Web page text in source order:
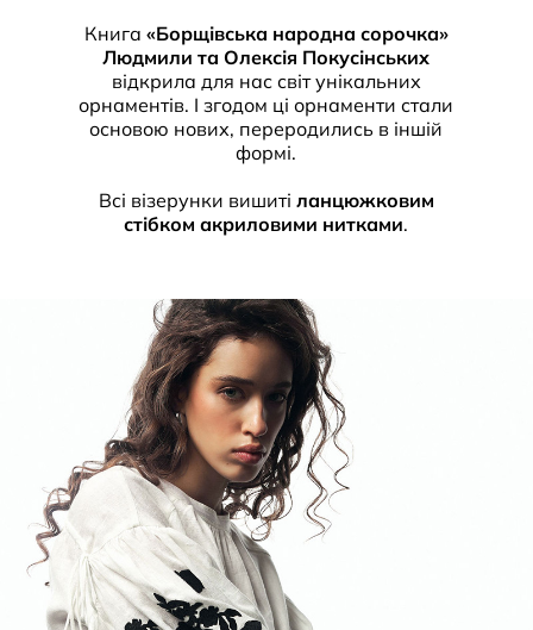
Книга «Борщівська народна сорочка»
Людмили та Олексія Покусінських
відкрила для нас світ унікальних
орнаментів. І згодом ці орнаменти стали
основою нових, переродились в іншій
формі.
Всі візерунки вишиті ланцюжковим
стібком акриловими нитками.